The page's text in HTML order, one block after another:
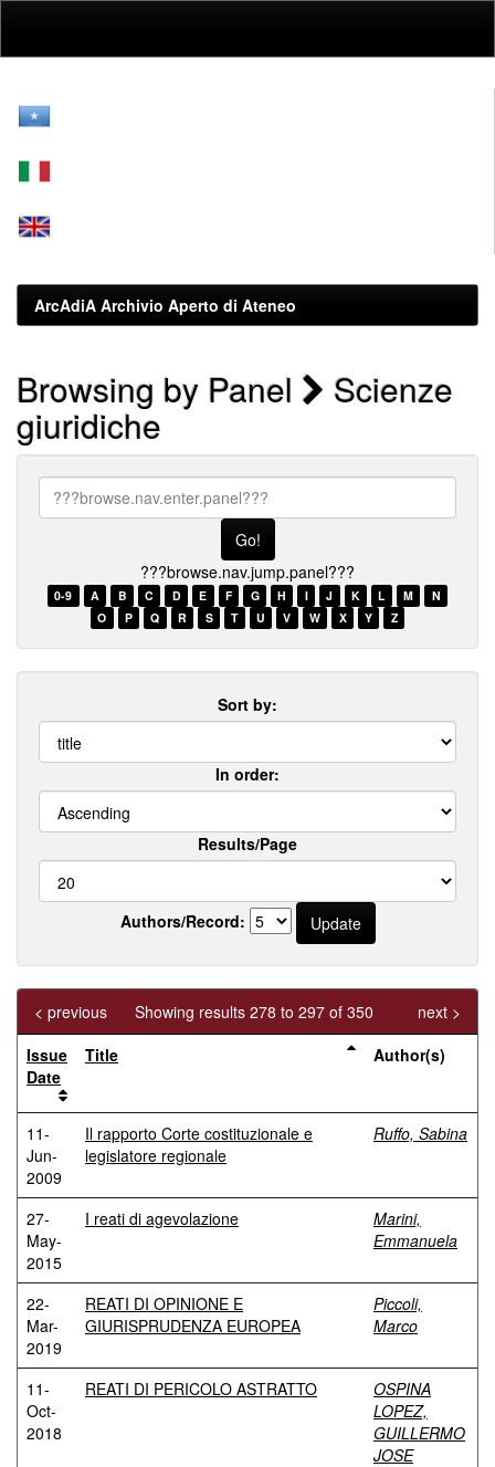
ArcAdiA Archivio Aperto di Ateneo
Browsing by Panel Scienze
giuridiche
???
browse.nav.enter.panel???
???browse.nav.jump.panel???
0-9 A B C D E F G H I J K L M
N
O
P Q R S T U V W X Y Z
Sort by:
In order:
Results/Page
Authors/Record:
Showing results 278 to 297 of 350
< previous
next >
Issue
Date
Title Author(s)
11-
Jun-
2009
Il rapporto Corte costituzionale e
legislatore regionale
Ruffo, Sabina
27-
May-
2015
I reati di agevolazione
Marini,
Emmanuela
22-
Mar-
2019
REATI DI OPINIONE E
GIURISPRUDENZA EUROPEA
Piccoli,
Marco
11-
Oct-
2018
REATI DI PERICOLO ASTRATTO
OSPINA
LOPEZ,
GUILLERMO
JOSE